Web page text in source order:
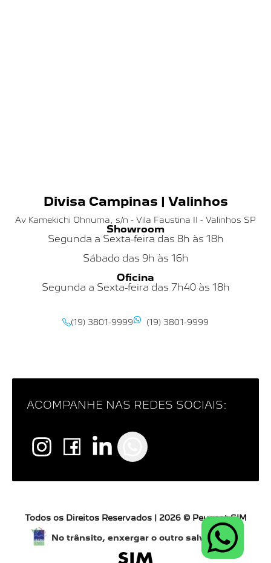
Divisa Campinas | Valinhos
Av Kamekichi Ohnuma, s/n - Vila Faustina II - Valinhos SP
Showroom
Segunda a Sexta-feira das 8h às 18h
Sábado das 9h às 16h
Oficina
Segunda a Sexta-feira das 7h40 às 18h
(19) 3801-9999 (19) 3801-9999
ACOMPANHE NAS REDES SOCIAIS:
Todos os Direitos Reservados | 2026 © Peugeot SIM
No trânsito, enxergar o outro salva vidas.